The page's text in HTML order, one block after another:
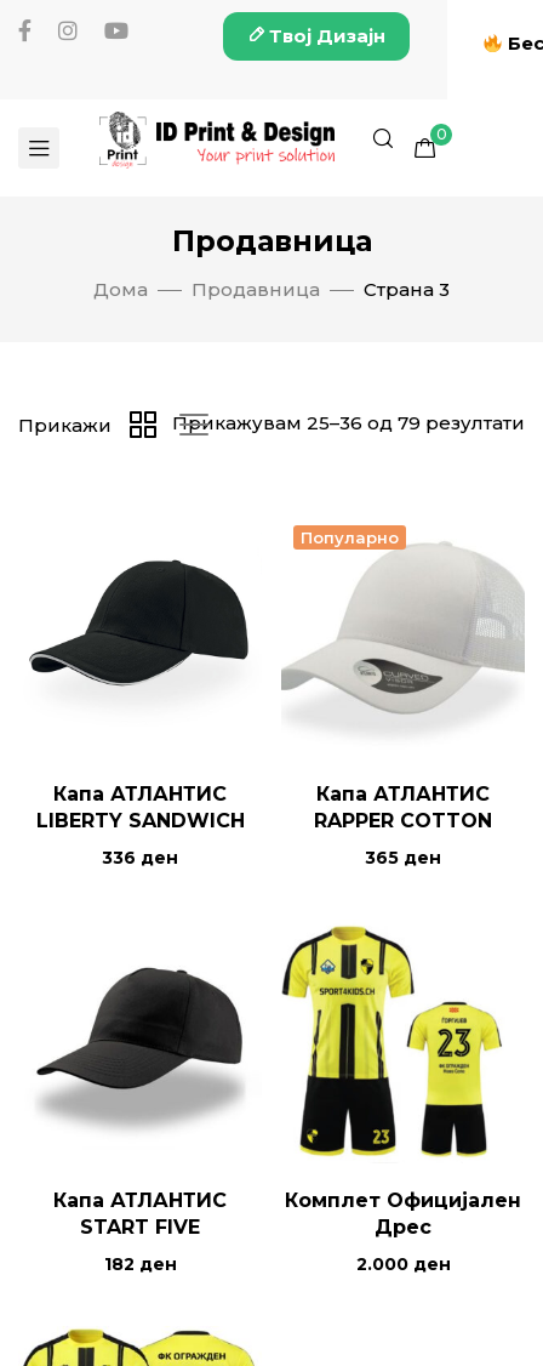
Твој Дизајн
0
Продавница
Дома Продавница Страна 3
Прикажувам 25–36 од 79 резултати
Прикажи
Капа АТЛАНТИС
LIBERTY SANDWICH
336 ден
Популарно
Капа АТЛАНТИС
RAPPER COTTON
365 ден
Капа АТЛАНТИС
START FIVE
182 ден
Комплет Официјален
Дрес
2.000 ден